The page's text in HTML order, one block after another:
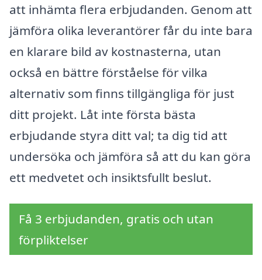
att inhämta flera erbjudanden. Genom att
jämföra olika leverantörer får du inte bara
en klarare bild av kostnasterna, utan
också en bättre förståelse för vilka
alternativ som finns tillgängliga för just
ditt projekt. Låt inte första bästa
erbjudande styra ditt val; ta dig tid att
undersöka och jämföra så att du kan göra
ett medvetet och insiktsfullt beslut.
Få 3 erbjudanden, gratis och utan
förpliktelser